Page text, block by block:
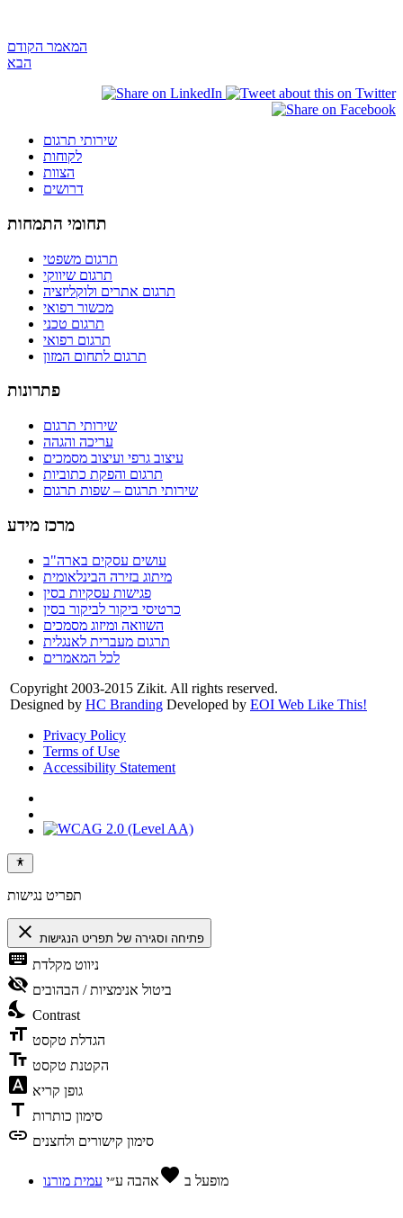
המאמר הקודם
הבא
שירותי תרגום
לקוחות
הצוות
דרושים
תחומי התמחות
תרגום משפטי
תרגום שיווקי
תרגום אתרים ולוקליזציה
מכשור רפואי
תרגום טכני
תרגום רפואי
תרגום לתחום המזון
פתרונות
שירותי תרגום
עריכה והגהה
עיצוב גרפי ועיצוב מסמכים
תרגום והפקת כתוביות
שירותי תרגום – שפות תרגום
מרכז מידע
עושים עסקים בארה"ב
מיתוג בזירה הבינלאומית
פגישות עסקיות בסין
כרטיסי ביקור לביקור בסין
השוואה ומיזוג מסמכים
תרגום מעברית לאנגלית
לכל המאמרים
Copyright 2003-2015 Zikit. All rights reserved.
Designed by HC Branding Developed by EOI Web Like This!
Privacy Policy
Terms of Use
Accessibility Statement
תפריט נגישות
close פתיחה וסגירה של תפריט הנגישות
keyboard ניווט מקלדת
visibility_off ביטול אנימציות / הבהובים
nights_stay Contrast
format_size הגדלת טקסט
text_fields הקטנת טקסט
font_download גופן קריא
title סימון כותרות
link סימון קישורים ולחצנים
מופעל ב favoriteאהבה ע״י עמית מורנו